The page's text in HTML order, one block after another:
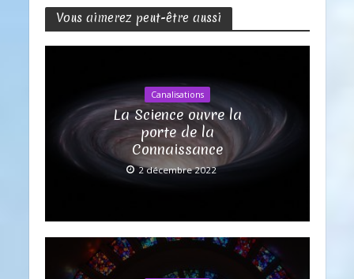
Vous aimerez peut-être aussi
Canalisations
La Science ouvre la
porte de la
Connaissance
2 décembre 2022